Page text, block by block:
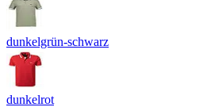
dunkelgrün-schwarz
dunkelrot